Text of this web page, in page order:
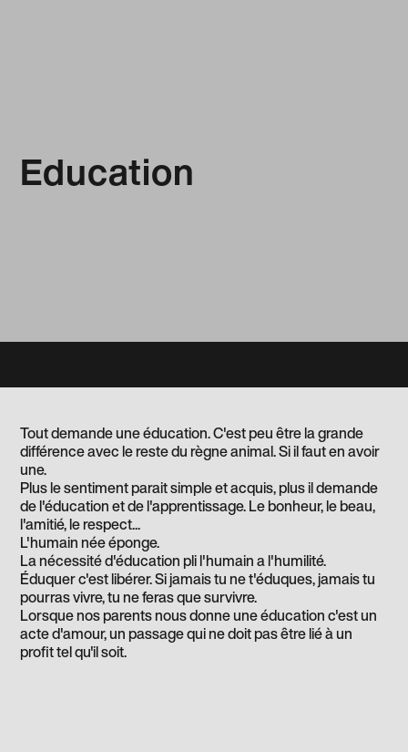
Education
Tout demande une éducation. C'est peu être la grande
différence avec le reste du règne animal. Si il faut en avoir
une.
Plus le sentiment parait simple et acquis, plus il demande
de l'éducation et de l'apprentissage. Le bonheur, le beau,
l'amitié, le respect...
L'humain née éponge.
La nécessité d'éducation pli l'humain a l'humilité.
Éduquer c'est libérer. Si jamais tu ne t'éduques, jamais tu
pourras vivre, tu ne feras que survivre.
Lorsque nos parents nous donne une éducation c'est un
acte d'amour, un passage qui ne doit pas être lié à un
profit tel qu'il soit.